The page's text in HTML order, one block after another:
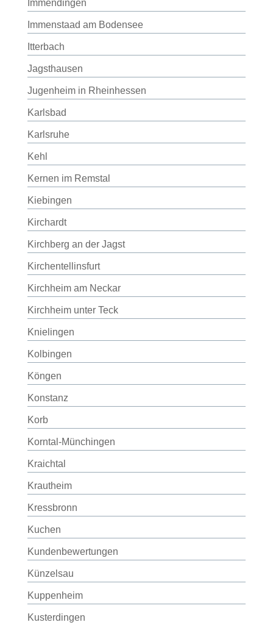
Immendingen
Immenstaad am Bodensee
Itterbach
Jagsthausen
Jugenheim in Rheinhessen
Karlsbad
Karlsruhe
Kehl
Kernen im Remstal
Kiebingen
Kirchardt
Kirchberg an der Jagst
Kirchentellinsfurt
Kirchheim am Neckar
Kirchheim unter Teck
Knielingen
Kolbingen
Köngen
Konstanz
Korb
Korntal-Münchingen
Kraichtal
Krautheim
Kressbronn
Kuchen
Kundenbewertungen
Künzelsau
Kuppenheim
Kusterdingen